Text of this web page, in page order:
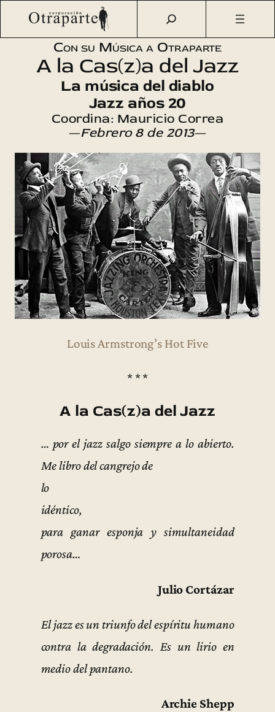
Saltar
Otraparte.org/ Agenda Cultural Música
A la Cas(z)a del
Con su Música a Otraparte
A la Cas(z)a del Jazz
La música del diablo
Jazz años 20
Coordina: Mauricio Correa
—Febrero 8 de 2013—
Louis Armstrong’s Hot Five
* * *
A la Cas(z)a del Jazz
… por el jazz salgo siempre a lo abierto.
Me libro del cangrejo de
lo
idéntico,
para ganar esponja y simultaneidad
porosa…
Julio Cortázar
El jazz es un triunfo del espíritu humano
contra la degradación. Es un lirio en
medio del pantano.
Archie Shepp